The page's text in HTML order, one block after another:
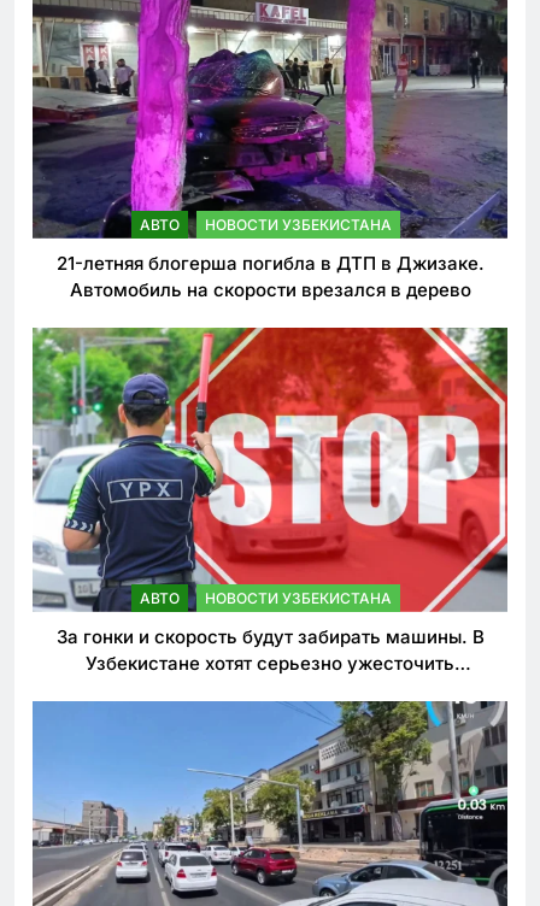
АВТО НОВОСТИ УЗБЕКИСТАНА
21-летняя блогерша погибла в ДТП в Джизаке.
Автомобиль на скорости врезался в дерево
АВТО НОВОСТИ УЗБЕКИСТАНА
За гонки и скорость будут забирать машины. В
Узбекистане хотят серьезно ужесточить